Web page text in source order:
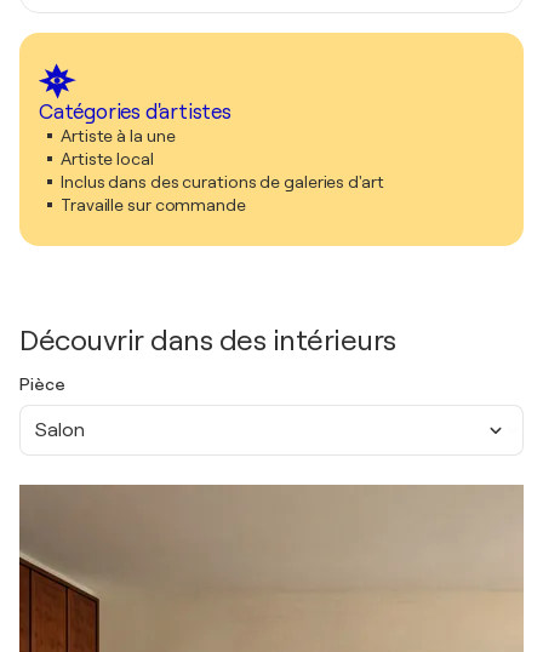
Catégories d'artistes
Artiste à la une
Artiste local
Inclus dans des curations de galeries d'art
Travaille sur commande
Découvrir dans des intérieurs
Pièce
Salon